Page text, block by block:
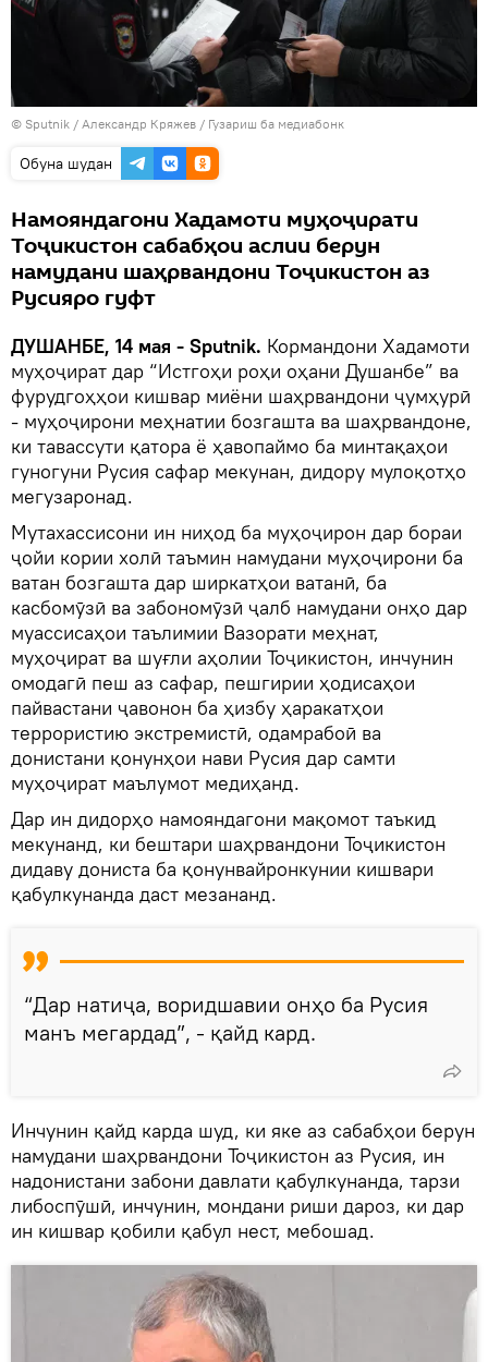
© Sputnik / Александр Кряжев / Гузариш ба медиабонк
Обуна шудан
Намояндагони Хадамоти муҳоҷирати
Тоҷикистон сабабҳои аслии берун
намудани шаҳрвандони Тоҷикистон аз
Русияро гуфт
ДУШАНБЕ, 14 мая - Sputnik. Кормандони Хадамоти
муҳоҷират дар “Истгоҳи роҳи оҳани Душанбе” ва
фурудгоҳҳои кишвар миёни шаҳрвандони ҷумҳурӣ
- муҳоҷирони меҳнатии бозгашта ва шаҳрвандоне,
ки тавассути қатора ё ҳавопаймо ба минтақаҳои
гуногуни Русия сафар мекунан, дидору мулоқотҳо
мегузаронад.
Мутахассисони ин ниҳод ба муҳоҷирон дар бораи
ҷойи кории холӣ таъмин намудани муҳоҷирони ба
ватан бозгашта дар ширкатҳои ватанӣ, ба
касбомӯзӣ ва забономӯзӣ ҷалб намудани онҳо дар
муассисаҳои таълимии Вазорати меҳнат,
муҳоҷират ва шуғли аҳолии Тоҷикистон, инчунин
омодагӣ пеш аз сафар, пешгирии ҳодисаҳои
пайвастани ҷавонон ба ҳизбу ҳаракатҳои
террористию экстремистӣ, одамрабоӣ ва
донистани қонунҳои нави Русия дар самти
муҳоҷират маълумот медиҳанд.
Дар ин дидорҳо намояндагони мақомот таъкид
мекунанд, ки бештари шаҳрвандони Тоҷикистон
дидаву дониста ба қонунвайронкунии кишвари
қабулкунанда даст мезананд.
“Дар натиҷа, воридшавии онҳо ба Русия
манъ мегардад”, - қайд кард.
Инчунин қайд карда шуд, ки яке аз сабабҳои берун
намудани шаҳрвандони Тоҷикистон аз Русия, ин
надонистани забони давлати қабулкунанда, тарзи
либоспӯшӣ, инчунин, мондани риши дароз, ки дар
ин кишвар қобили қабул нест, мебошад.